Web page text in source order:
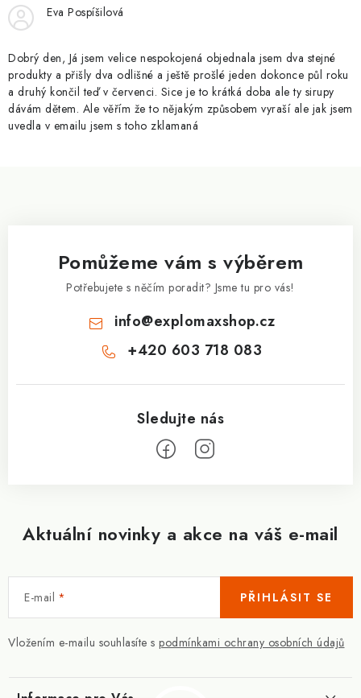
Kontakty Slovník pojmů
Podmínky ochrany osobních údajů
Doprava a platba
Slevový systém
Vše o nákupu
Eva Pospíšilová
Dobrý den, Já jsem velice nespokojená objednala jsem dva stejné
produkty a přišly dva odlišné a ještě prošlé jeden dokonce půl roku
a druhý končil teď v červenci. Sice je to krátká doba ale ty sirupy
dávám dětem. Ale věřím že to nějakým způsobem vyraší ale jak jsem
uvedla v emailu jsem s toho zklamaná
Aktuální novinky a akce na váš e-mail
E-mail
Vložením e-mailu souhlasíte s podmínkami ochrany osobních údajů
PŘIHLÁSIT SE
Pomůžeme vám s výběrem
Potřebujete s něčím poradit? Jsme tu pro vás!
info@explomaxshop.cz
+420 603 718 083